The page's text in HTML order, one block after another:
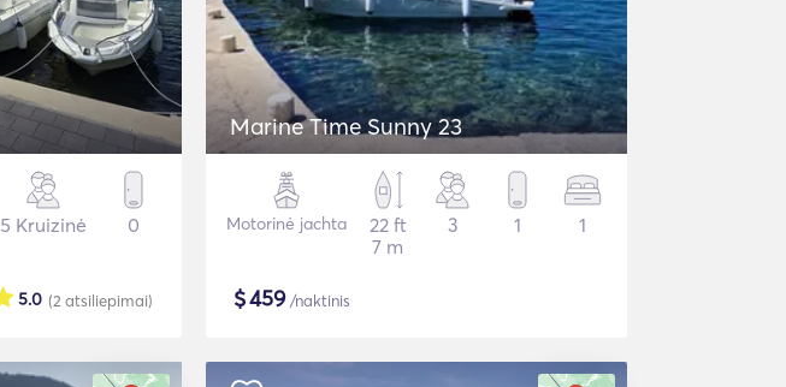
5 Kruizinė 0
(2 atsiliepimai)
5.0
Marine Time Sunny 23
Motorinė jachta
22 ft
7 m
3 1 1
$459/naktinis